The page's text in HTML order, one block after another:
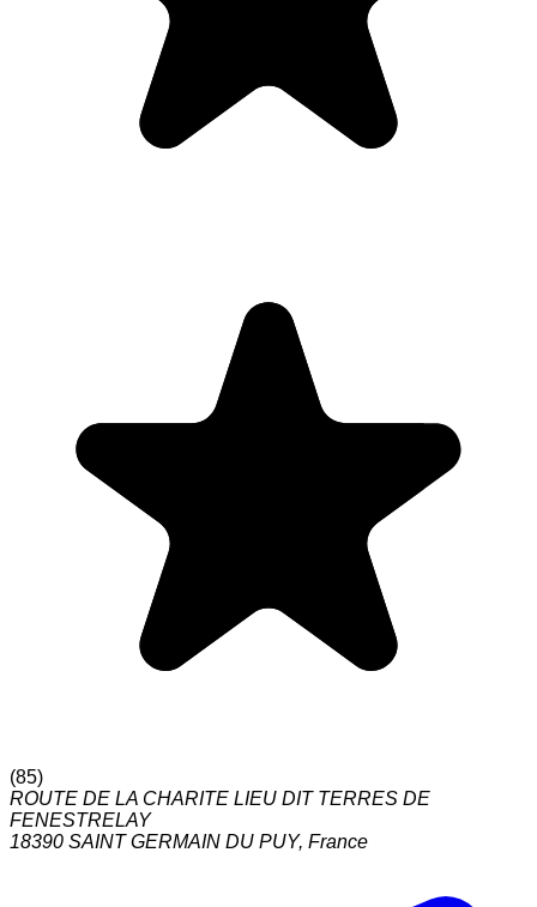
(85)
ROUTE DE LA CHARITE LIEU DIT TERRES DE
FENESTRELAY
18390 SAINT GERMAIN DU PUY, France